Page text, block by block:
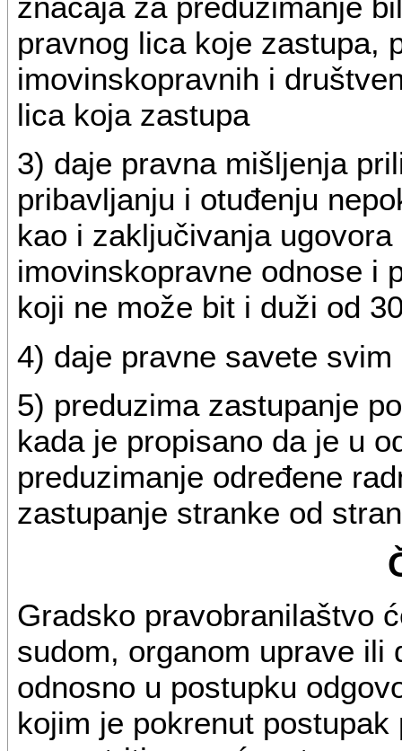
pravnog lica koje zastupa,
imovinskopravnih i
lica koja zastupa
3) daje pravna mišljenja
pribavljanju i otuđenju
kao i zaključivanja
imovinskopravne odnose i
koji ne može bit i duži od
4) daje pravne savete
5) preduzima zastupanje
kada je propisano da je u
preduzimanje određene
zastupanje stranke od
Gradsko pravobranilaštvo
sudom, organom uprave ili
odnosno u postupku
kojim je pokrenut